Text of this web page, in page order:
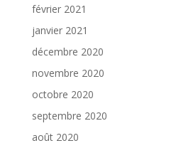
février 2021
janvier 2021
décembre 2020
novembre 2020
octobre 2020
septembre 2020
août 2020